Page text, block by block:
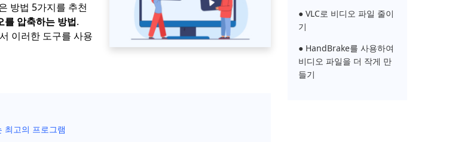
방법 5가지를 추천
압축하는 방법.
이러한 도구를 사용
최고의 프로그램
● VLC로 비디오 파일 줄이
기
● HandBrake를 사용하여
비디오 파일을 더 작게 만
들기